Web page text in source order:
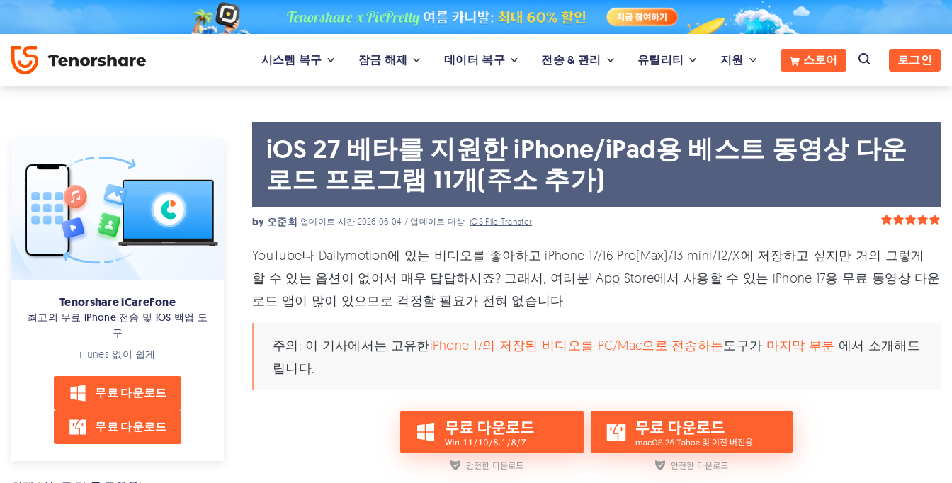
시스템 복구 잠금 해제 데이터 복구 전송 & 관리 유틸리티 지원 스토어 로그인
Tenorshare iCareFone
최고의 무료 iPhone 전송 및 iOS 백업 도
구
iTunes 없이 쉽게
무료 다운로드
무료 다운로드
iOS 27 베타를 지원한 iPhone/iPad용 베스트 동영상 다운
로드 프로그램 11개(주소 추가)
by 오준희 업데이트 시간 2026-06-04 / 업데이트 대상iOS File Transfer
YouTube나 Dailymotion에 있는 비디오를 좋아하고 iPhone 17/16 Pro(Max)/13 mini/12/X에 저장하고 싶지만 거의 그렇게
할 수 있는 옵션이 없어서 매우 답답하시죠? 그래서, 여러분! App Store에서 사용할 수 있는 iPhone 17용 무료 동영상 다운
로드 앱이 많이 있으므로 걱정할 필요가 전혀 없습니다.
주의: 이 기사에서는 고유한iPhone 17의 저장된 비디오를 PC/Mac으로 전송하는도구가 마지막 부분 에서 소개해드
립니다.